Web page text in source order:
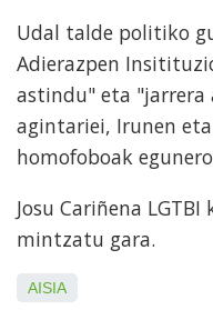
Udal talde politiko
Adierazpen
astindu" eta "jarrera
agintariei, Irunen
homofoboak
Josu Cariñena
mintzatu gara.
AISIA